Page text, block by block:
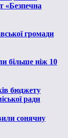
«Безпечна
громади
більше ніж 10
бюджету
ради
сонячну